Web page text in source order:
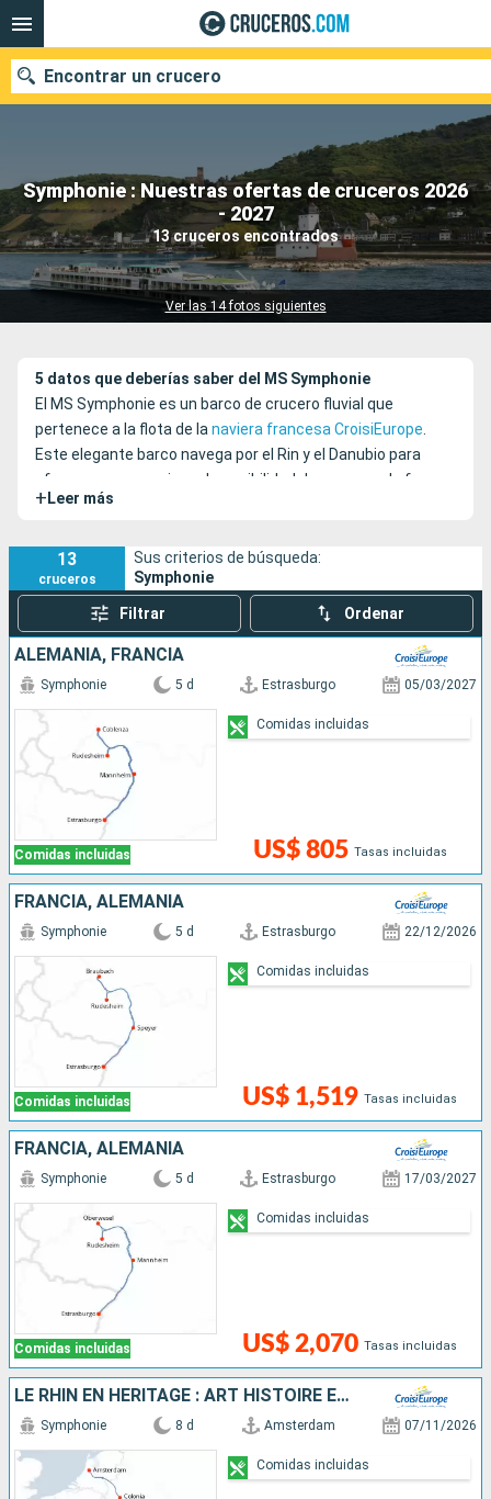
Symphonie : Nuestras ofertas de cruceros 2026
- 2027
13 cruceros encontrados
Ver las 14 fotos siguientes
Encontrar un crucero
Nuestros destinos
Fecha de salida
5 datos que deberías saber del MS Symphonie
El MS Symphonie es un barco de crucero fluvial que
pertenece a la flota de lanaviera francesa CroisiEurope.
Este elegante barco navega por el Rin y el Danubio para
ofrecer a sus pasajeros la posibilidad de conocer, de forma
diferente, los países del norte y del centro de Europa.
+ Leer más
13
cruceros
Sus criterios de búsqueda:
Symphonie
Filtrar Ordenar
ALEMANIA, FRANCIA
Comidas incluidas
Symphonie 5 d Estrasburgo 05/03/2027
US$ 805 Tasas incluidas
Comidas incluidas
FRANCIA, ALEMANIA
Comidas incluidas
Symphonie 5 d Estrasburgo 22/12/2026
US$ 1,519 Tasas incluidas
Comidas incluidas
FRANCIA, ALEMANIA
Comidas incluidas
Symphonie 5 d Estrasburgo 17/03/2027
US$ 2,070 Tasas incluidas
Comidas incluidas
LE RHIN EN HÉRITAGE : ART HISTOIRE ET PATRIMOINE. À LA DÉCOUVERTE DES GÉNIES ET DES CHEFS-D'½UVRE D'EUROPE
Symphonie 8 d Amsterdam 07/11/2026
Comidas incluidas